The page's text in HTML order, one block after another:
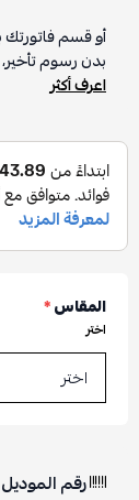
أو قسم فاتورتك
بدون رسوم
اعرف أكثر
المقاس*
اختر
رقم الموديل